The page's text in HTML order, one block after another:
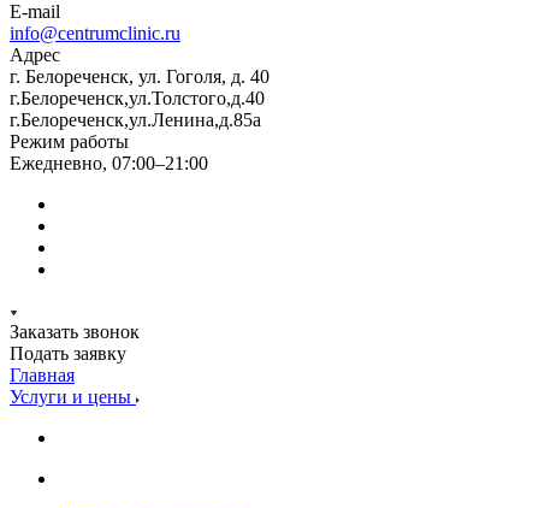
E-mail
info@centrumclinic.ru
Адрес
г. Белореченск, ул. Гоголя, д. 40
г.Белореченск,ул.Толстого,д.40
г.Белореченск,ул.Ленина,д.85а
Режим работы
Ежедневно, 07:00–21:00
Заказать звонок
Подать заявку
Главная
Услуги и цены